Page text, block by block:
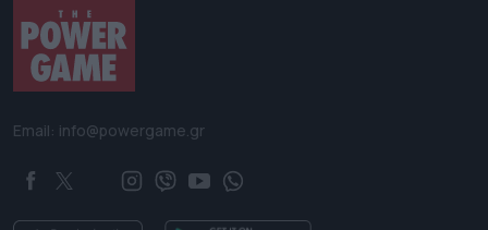
Email: info@powergame.gr